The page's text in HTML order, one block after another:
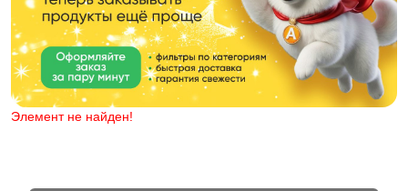
Элемент не найден!